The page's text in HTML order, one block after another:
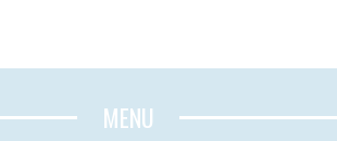
MENU